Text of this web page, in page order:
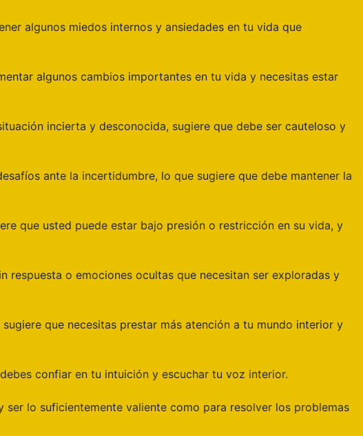
algunos miedos internos y ansiedades en tu vida que
algunos cambios importantes en tu vida y necesitas estar
incierta y desconocida, sugiere que debe ser cauteloso y
ante la incertidumbre, lo que sugiere que debe mantener la
que usted puede estar bajo presión o restricción en su vida, y
respuesta o emociones ocultas que necesitan ser exploradas y
que necesitas prestar más atención a tu mundo interior y
confiar en tu intuición y escuchar tu voz interior.
ser lo suficientemente valiente como para resolver los problemas